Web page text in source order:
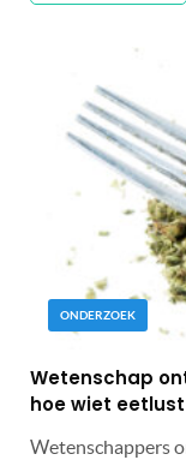
ONDERZOEK
Wetenschap
hoe wiet
Wetenschappers